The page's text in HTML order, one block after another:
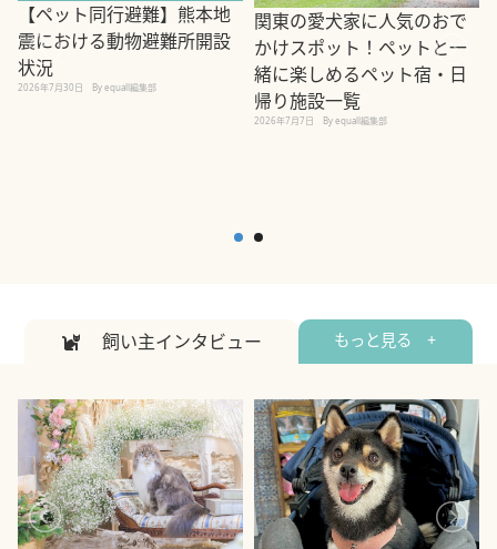
【ペット同行避難】熊本地
震における動物避難所開設
状況
2026年7月30日 By equall編集部
関東の愛犬家に人気のおで
かけスポット！ペットと一
緒に楽しめるペット宿・日
帰り施設一覧
2026年7月7日 By equall編集部
飼い主インタビュー もっと見る +